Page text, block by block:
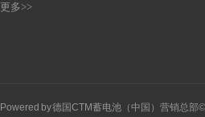
更多>>
Powered by 德国CTM蓄电池（中国）营销